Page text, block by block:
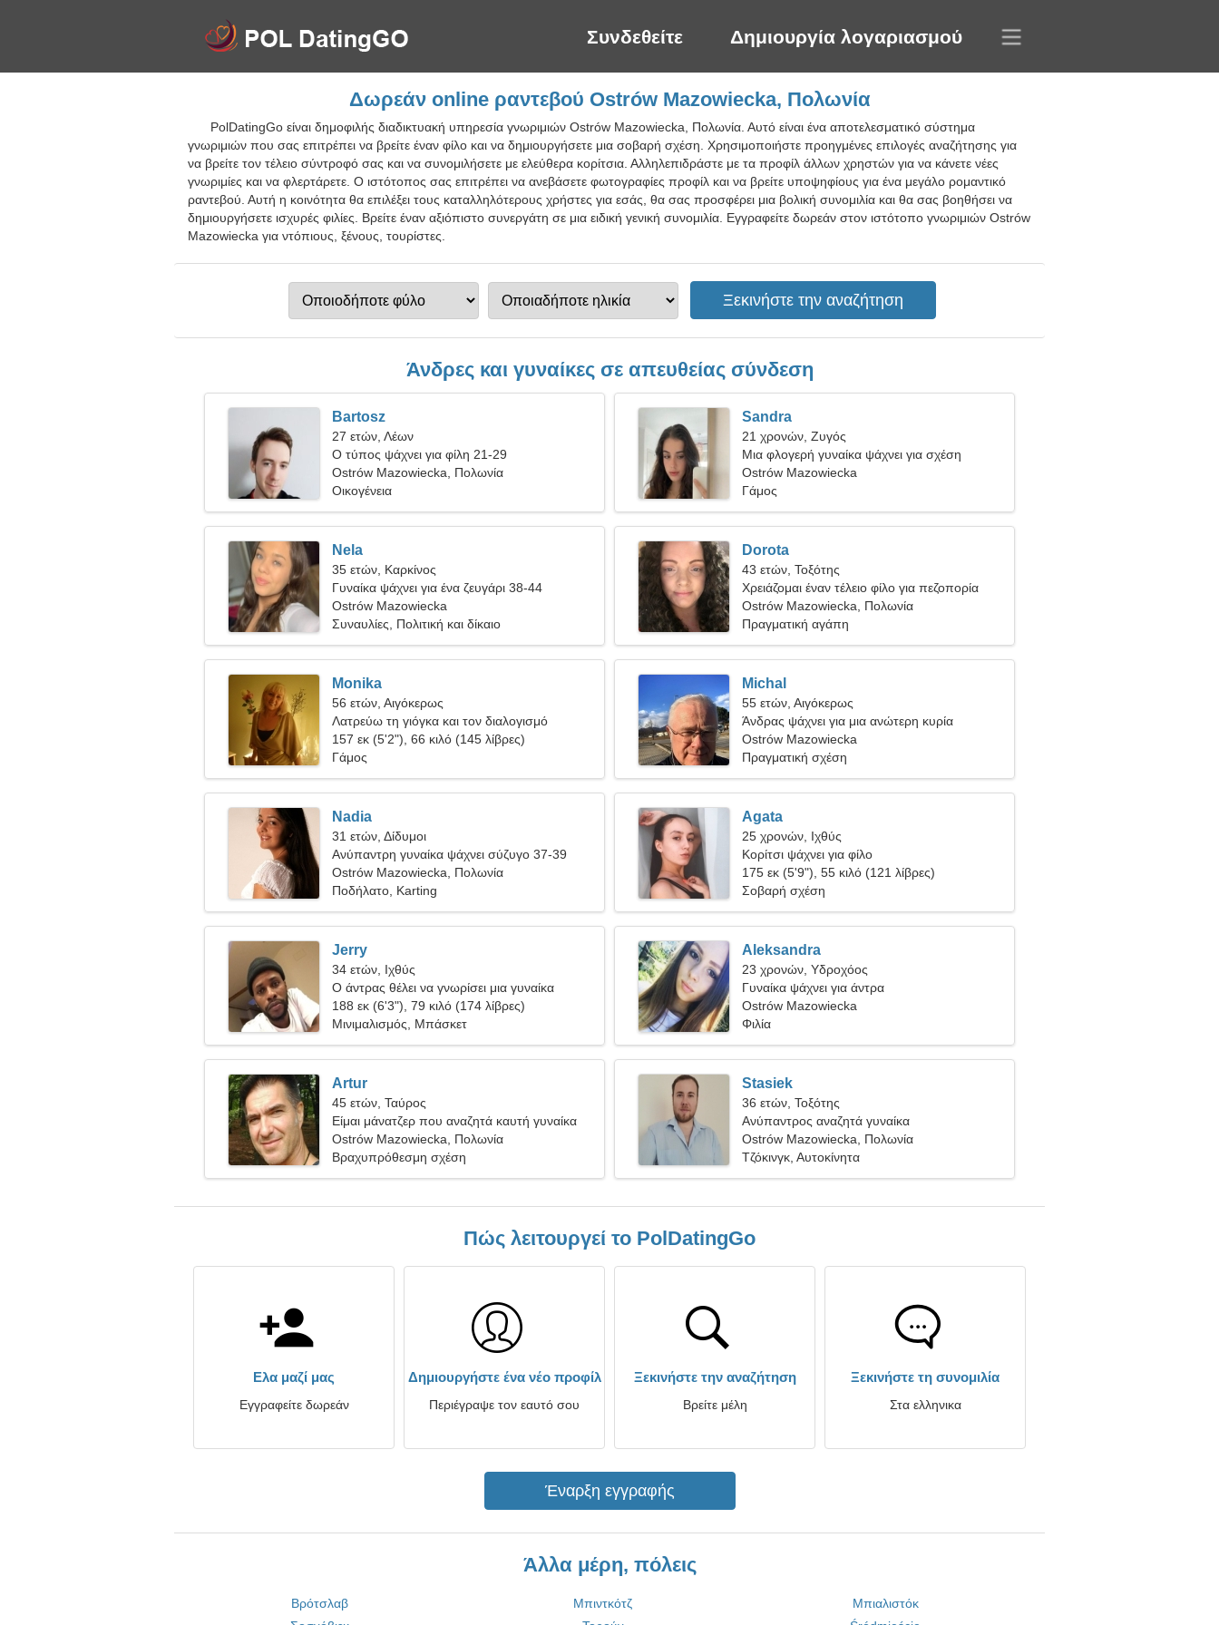
Συνδεθείτε Δημιουργία λογαριασμού
Δωρεάν online ραντεβού Ostrów Mazowiecka, Πολωνία
PolDatingGo είναι δημοφιλής διαδικτυακή υπηρεσία γνωριμιών Ostrów Mazowiecka, Πολωνία. Αυτό είναι ένα αποτελεσματικό σύστημα
γνωριμιών που σας επιτρέπει να βρείτε έναν φίλο και να δημιουργήσετε μια σοβαρή σχέση. Χρησιμοποιήστε προηγμένες επιλογές αναζήτησης για
να βρείτε τον τέλειο σύντροφό σας και να συνομιλήσετε με ελεύθερα κορίτσια. Αλληλεπιδράστε με τα προφίλ άλλων χρηστών για να κάνετε νέες
γνωριμίες και να φλερτάρετε. Ο ιστότοπος σας επιτρέπει να ανεβάσετε φωτογραφίες προφίλ και να βρείτε υποψηφίους για ένα μεγάλο ρομαντικό
ραντεβού. Αυτή η κοινότητα θα επιλέξει τους καταλληλότερους χρήστες για εσάς, θα σας προσφέρει μια βολική συνομιλία και θα σας βοηθήσει να
δημιουργήσετε ισχυρές φιλίες. Βρείτε έναν αξιόπιστο συνεργάτη σε μια ειδική γενική συνομιλία. Εγγραφείτε δωρεάν στον ιστότοπο γνωριμιών Ostrów
Mazowiecka για ντόπιους, ξένους, τουρίστες.
Άνδρες και γυναίκες σε απευθείας σύνδεση
Bartosz
27 ετών, Λέων
Ο τύπος ψάχνει για φίλη 21-29
Ostrów Mazowiecka, Πολωνία
Οικογένεια
Sandra
21 χρονών, Ζυγός
Μια φλογερή γυναίκα ψάχνει για σχέση
Ostrów Mazowiecka
Γάμος
Nela
35 ετών, Καρκίνος
Γυναίκα ψάχνει για ένα ζευγάρι 38-44
Ostrów Mazowiecka
Συναυλίες, Πολιτική και δίκαιο
Dorota
43 ετών, Τοξότης
Χρειάζομαι έναν τέλειο φίλο για πεζοπορία
Ostrów Mazowiecka, Πολωνία
Πραγματική αγάπη
Monika
56 ετών, Αιγόκερως
Λατρεύω τη γιόγκα και τον διαλογισμό
157 εκ (5'2"), 66 κιλό (145 λίβρες)
Γάμος
Michal
55 ετών, Αιγόκερως
Άνδρας ψάχνει για μια ανώτερη κυρία
Ostrów Mazowiecka
Πραγματική σχέση
Nadia
31 ετών, Δίδυμοι
Ανύπαντρη γυναίκα ψάχνει σύζυγο 37-39
Ostrów Mazowiecka, Πολωνία
Ποδήλατο, Karting
Agata
25 χρονών, Ιχθύς
Κορίτσι ψάχνει για φίλο
175 εκ (5'9"), 55 κιλό (121 λίβρες)
Σοβαρή σχέση
Jerry
34 ετών, Ιχθύς
Ο άντρας θέλει να γνωρίσει μια γυναίκα
188 εκ (6'3"), 79 κιλό (174 λίβρες)
Μινιμαλισμός, Μπάσκετ
Aleksandra
23 χρονών, Υδροχόος
Γυναίκα ψάχνει για άντρα
Ostrów Mazowiecka
Φιλία
Artur
45 ετών, Ταύρος
Είμαι μάνατζερ που αναζητά καυτή γυναίκα
Ostrów Mazowiecka, Πολωνία
Βραχυπρόθεσμη σχέση
Stasiek
36 ετών, Τοξότης
Ανύπαντρος αναζητά γυναίκα
Ostrów Mazowiecka, Πολωνία
Τζόκινγκ, Αυτοκίνητα
Πώς λειτουργεί το PolDatingGo
Ελα μαζί μας
Εγγραφείτε δωρεάν
Δημιουργήστε ένα νέο προφίλ
Περιέγραψε τον εαυτό σου
Ξεκινήστε την αναζήτηση
Βρείτε μέλη
Ξεκινήστε τη συνομιλία
Στα ελληνικα
Έναρξη εγγραφής
Άλλα μέρη, πόλεις
Βρότσλαβ Μπιντκότζ
Μπιαλιστόκ